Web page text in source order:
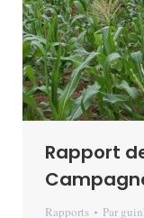
Rapport
Rapports Par